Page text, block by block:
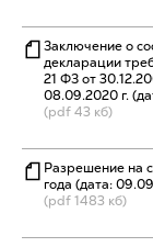
Заключение о
декларации
21 ФЗ от
08.09.2020 г.
(pdf 43 кб)
Разрешение на
года (дата:
(pdf 1483 кб)